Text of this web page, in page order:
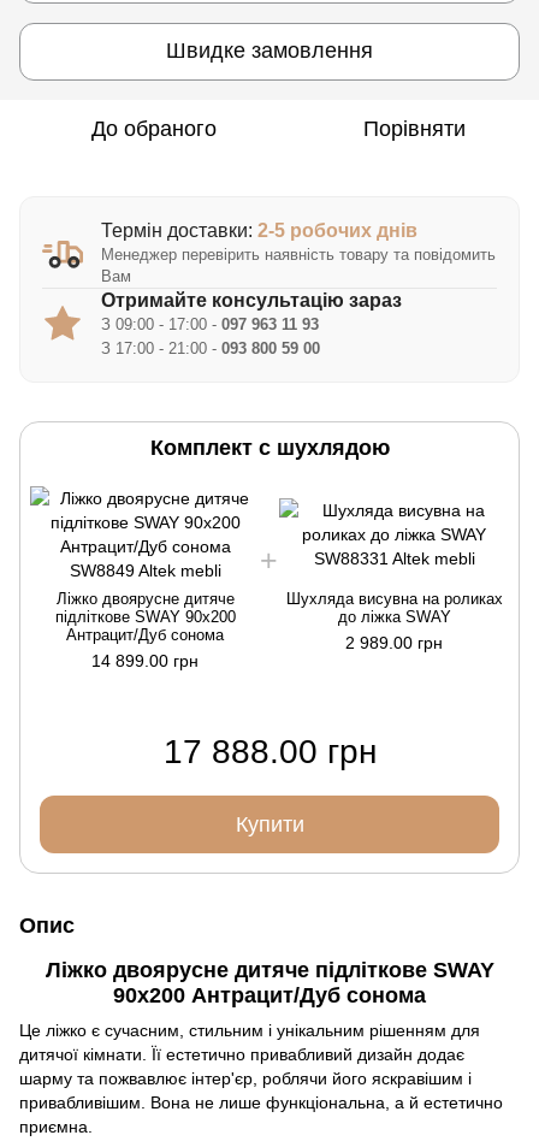
Швидке замовлення
До обраного Порівняти
Термін доставки: 2-5 робочих днів
Менеджер перевірить наявність товару та повідомить
Вам
Отримайте консультацію зараз
З 09:00 - 17:00 - 097 963 11 93
З 17:00 - 21:00 - 093 800 59 00
Комплект с шухлядою
Ліжко двоярусне дитяче
підліткове SWAY 90x200
Антрацит/Дуб сонома
14 899.00 грн
Шухляда висувна на роликах
до ліжка SWAY
2 989.00 грн
17 888.00 грн
Купити
Опис
Ліжко двоярусне дитяче підліткове SWAY
90x200 Антрацит/Дуб сонома
Це ліжко є сучасним, стильним і унікальним рішенням для
дитячої кімнати. Її естетично привабливий дизайн додає
шарму та пожвавлює інтер'єр, роблячи його яскравішим і
привабливішим. Вона не лише функціональна, а й естетично
приємна.